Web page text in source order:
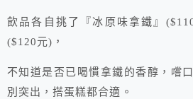
飲品各自挑了『冰原味拿鐵』
($120元)，
不知道是否已喝慣拿鐵的香醇，嚐
別突出，搭蛋糕都合適。